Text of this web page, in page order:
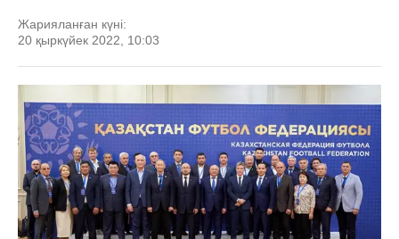
Жарияланған күні:
20 қыркүйек 2022, 10:03